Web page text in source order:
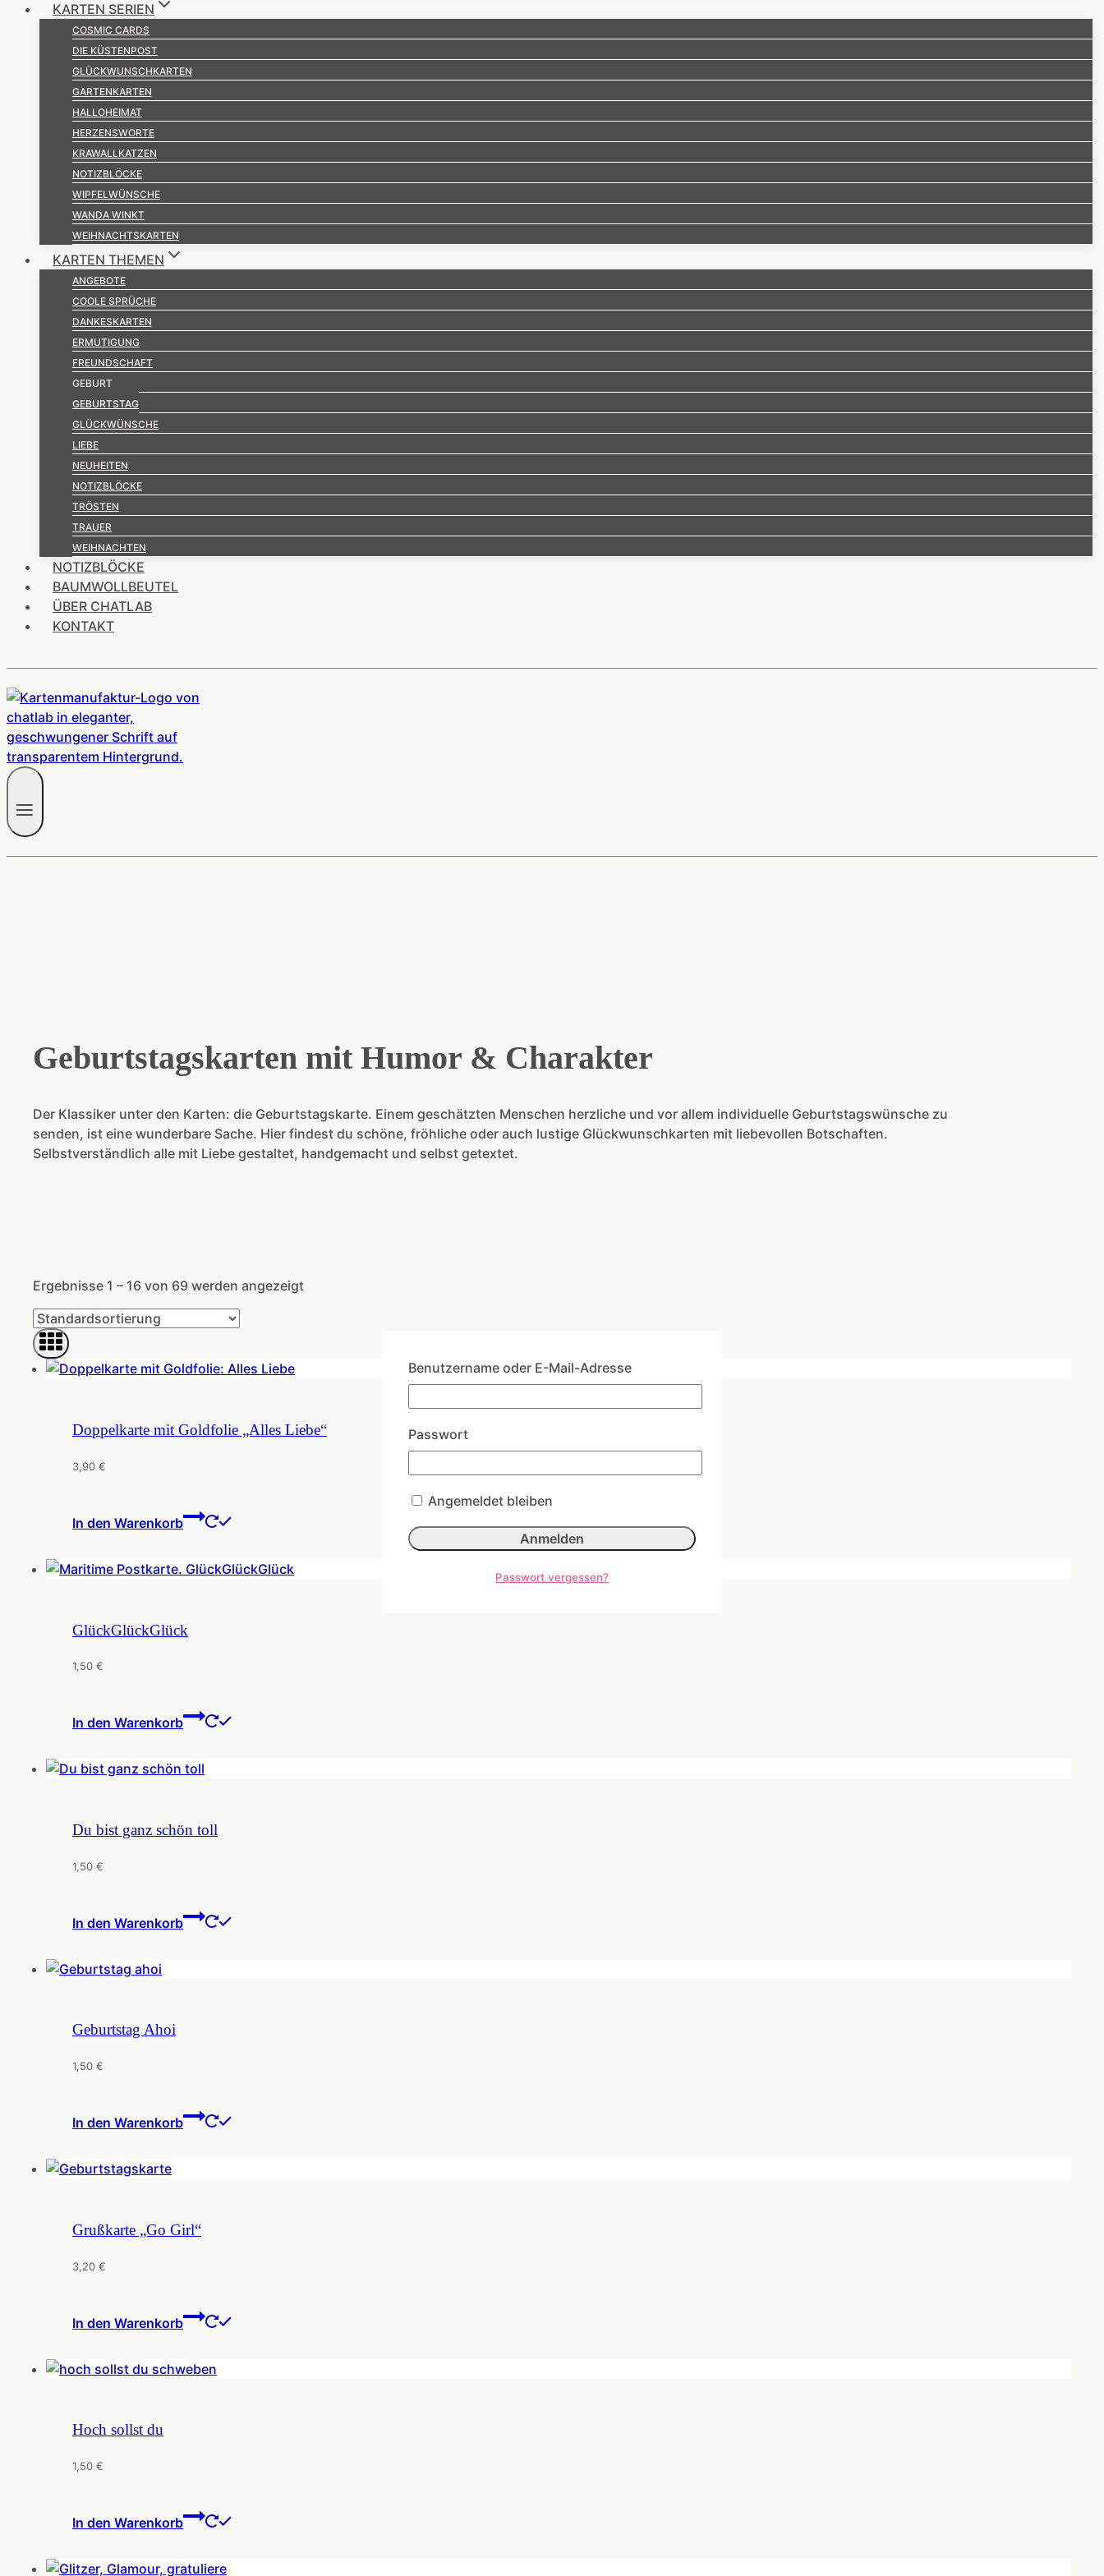
KARTEN SERIEN
COSMIC CARDS
DIE KÜSTENPOST
GLÜCKWUNSCHKARTEN
GARTENKARTEN
HALLOHEIMAT
HERZENSWORTE
KRAWALLKATZEN
NOTIZBLÖCKE
WIPFELWÜNSCHE
WANDA WINKT
WEIHNACHTSKARTEN
KARTEN THEMEN
ANGEBOTE
COOLE SPRÜCHE
DANKESKARTEN
ERMUTIGUNG
FREUNDSCHAFT
GEBURT
GEBURTSTAG
GLÜCKWÜNSCHE
LIEBE
NEUHEITEN
NOTIZBLÖCKE
TRÖSTEN
TRAUER
WEIHNACHTEN
NOTIZBLÖCKE
BAUMWOLLBEUTEL
ÜBER CHATLAB
KONTAKT
Geburtstagskarten mit Humor & Charakter
Der Klassiker unter den Karten: die Geburtstagskarte. Einem geschätzten Menschen herzliche und vor allem individuelle Geburtstagswünsche zu
senden, ist eine wunderbare Sache. Hier findest du schöne, fröhliche oder auch lustige Glückwunschkarten mit liebevollen Botschaften.
Selbstverständlich alle mit Liebe gestaltet, handgemacht und selbst getextet.
Ergebnisse 1 – 16 von 69 werden angezeigt
Doppelkarte mit Goldfolie „Alles Liebe“
3,90 €
In den Warenkorb
GlückGlückGlück
1,50 €
In den Warenkorb
Du bist ganz schön toll
1,50 €
In den Warenkorb
Geburtstag Ahoi
1,50 €
In den Warenkorb
Grußkarte „Go Girl“
3,20 €
In den Warenkorb
Hoch sollst du
1,50 €
In den Warenkorb
Benutzername oder E-Mail-Adresse
Passwort
Angemeldet bleiben
Passwort vergessen?